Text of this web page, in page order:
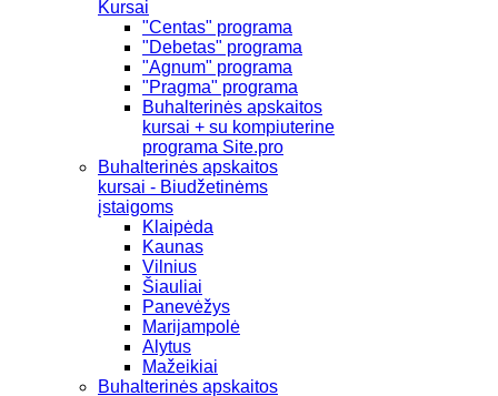
Kursai
"Centas" programa
"Debetas" programa
"Agnum" programa
"Pragma" programa
Buhalterinės apskaitos
kursai + su kompiuterine
programa Site.pro
Buhalterinės apskaitos
kursai - Biudžetinėms
įstaigoms
Klaipėda
Kaunas
Vilnius
Šiauliai
Panevėžys
Marijampolė
Alytus
Mažeikiai
Buhalterinės apskaitos